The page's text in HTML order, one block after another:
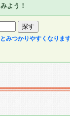
よう！
みつかりやすくなりま